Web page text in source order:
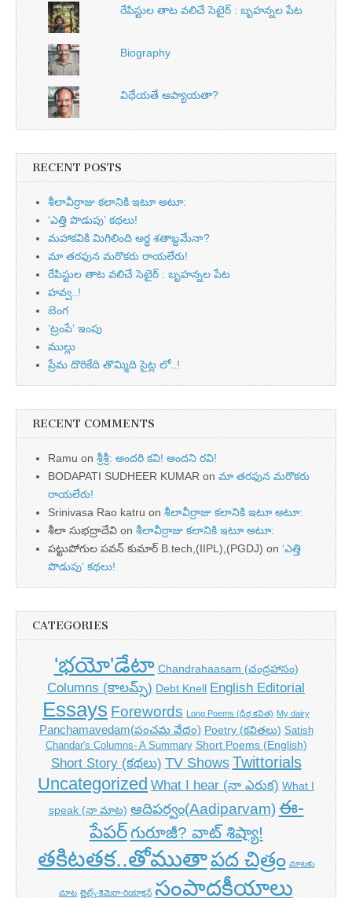
రేపిస్టుల తాట వలిచే సెటైర్ : బృహన్నల పేట
Biography
విధేయతే ఆప్యాయతా?
RECENT POSTS
శీలావీర్రాజు కలానికి ఇటూ అటూ:
‘ఎత్తి పొడుపు’ కథలు!
మహాకవికి మిగిలింది అర్ధ శతాబ్దమేనా?
మా తరఫున మరొకరు రాయలేరు!
రేపిస్టుల తాట వలిచే సెటైర్ : బృహన్నల పేట
హవ్వ..!
బెంగ
‘ట్రంపే’ ఇంపు
ముల్లు
ప్రేమ దొరికేది తొమ్మిది సైట్ల లో..!
RECENT COMMENTS
Ramu on శ్రీశ్రీ: అందరి కవి! అందని రవి!
BODAPATI SUDHEER KUMAR on మా తరఫున మరొకరు
రాయలేరు!
Srinivasa Rao katru on శీలావీర్రాజు కలానికి ఇటూ అటూ:
శీలా సుభద్రాదేవి on శీలావీర్రాజు కలానికి ఇటూ అటూ:
పట్టుపోగుల పవన్ కుమార్ B.tech,(IIPL),(PGDJ) on ‘ఎత్తి
పొడుపు’ కథలు!
CATEGORIES
'భయో'డేటా Chandrahaasam (చంద్రహాసం)
Columns (కాలమ్స్) Debt Knell English Editorial
Essays Forewords Long Poems (ధీర్గ కవిత) My dairy
Panchamavedam(పంచమ వేదం) Poetry (కవితలు) Satish
Chandar's Columns- A Summary Short Poems (English)
Short Story (కథలు) TV Shows Twittorials
Uncategorized What I hear (నా ఎరుక) What I
speak (నా మాట) ఆదిపర్వం(Aadiparvam) ఈ-
పేపర్గురూజీ? వాట్ శిష్యా!
తకిటతక..తోముతాపద చిత్రం మాటకు
మాట లైట్స్-కెమెరా-రియాక్షన్ సంపాదకీయాలు